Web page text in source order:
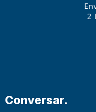
2
Conversar.